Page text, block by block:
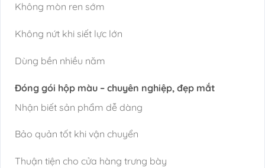
Không mòn ren sớm
Không nứt khi siết lực lớn
Dùng bền nhiều năm
Đóng gói hộp màu – chuyên nghiệp, đẹp mắt
Nhận biết sản phẩm dễ dàng
Bảo quản tốt khi vận chuyển
Thuận tiện cho cửa hàng trưng bày